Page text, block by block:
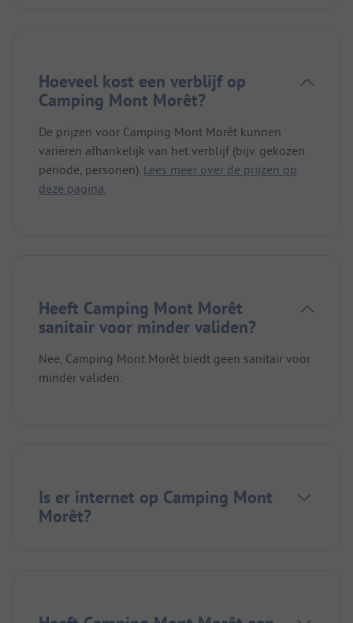
Hoeveel kost een verblijf op
Camping Mont Morêt?
De prijzen voor Camping Mont Morêt kunnen
variëren afhankelijk van het verblijf (bijv. gekozen
periode, personen). Lees meer over de prijzen op
deze pagina.
Heeft Camping Mont Morêt
sanitair voor minder validen?
Nee, Camping Mont Morêt biedt geen sanitair voor
minder validen.
Is er internet op Camping Mont
Morêt?